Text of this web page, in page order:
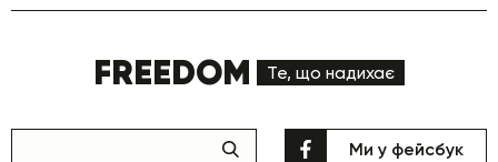
FREEDOM Те, що надихає
Ми у фейсбук